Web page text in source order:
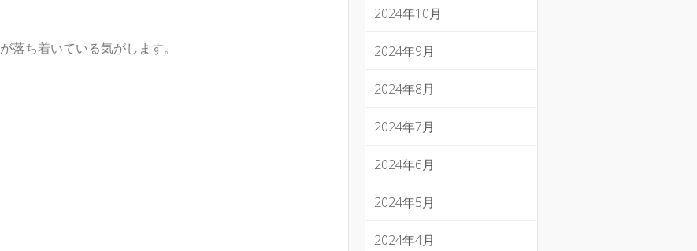
落ち着いている気がします。
2024年10月
2024年9月
2024年8月
2024年7月
2024年6月
2024年5月
2024年4月